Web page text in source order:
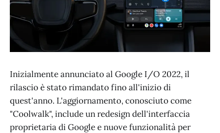
Inizialmente annunciato al Google I/O 2022, il
rilascio è stato rimandato fino all'inizio di
quest'anno. L'aggiornamento, conosciuto come
"Coolwalk", include un redesign dell'interfaccia
proprietaria di Google e nuove funzionalità per